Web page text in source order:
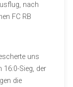
nach
FC RB
uns
16:0-Sieg, der
die